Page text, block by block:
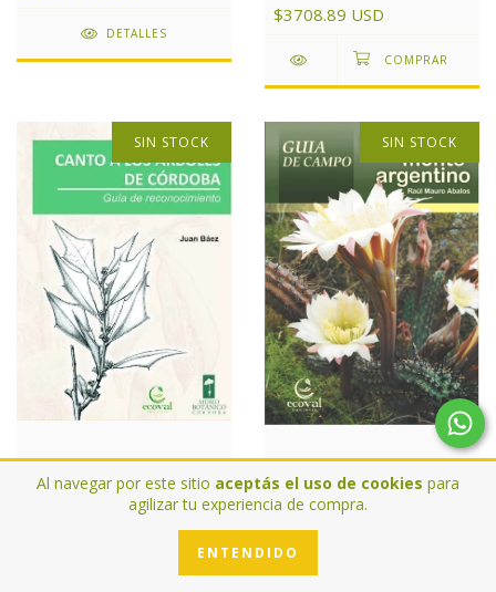
Al navegar por este sitio aceptás el uso de cookies para
agilizar tu experiencia de compra.
ENTENDIDO
DETALLES
$3708.89 USD
SIN STOCK
Canto a los Árboles de
Córdoba
SIN STOCK
Plantas del monte
Argentino